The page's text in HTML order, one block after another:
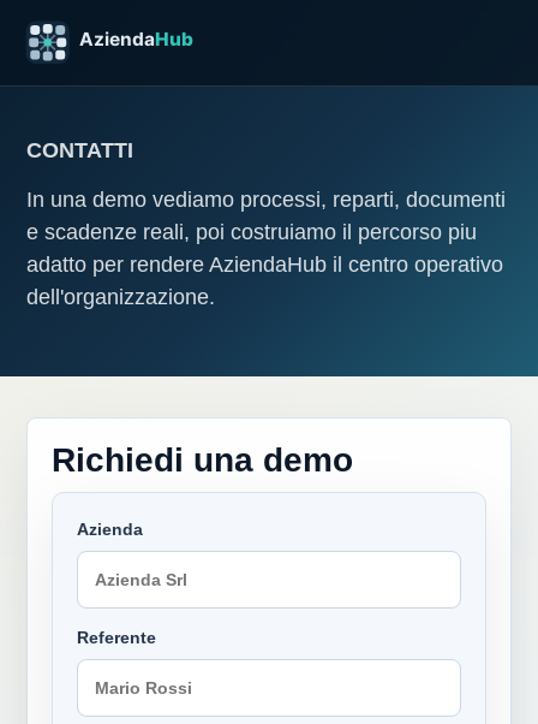
CONTATTI
In una demo vediamo processi, reparti, documenti
e scadenze reali, poi costruiamo il percorso piu
adatto per rendere AziendaHub il centro operativo
dell'organizzazione.
Richiedi una demo
Azienda
Referente